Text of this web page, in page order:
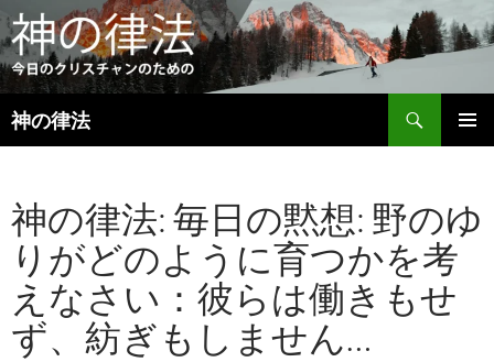
神の律法
検
索
ン
ツ
へ
キ
ッ
プ
神の律法: 毎日の黙想: 野のゆ
りがどのように育つかを考
えなさい：彼らは働きもせ
ず、紡ぎもしません…